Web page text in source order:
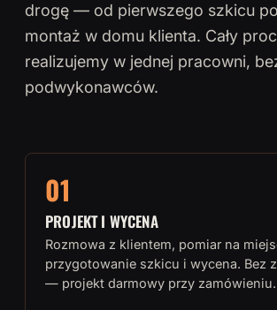
drogę — od pierwszego szkicu
montaż w domu klienta. Cały
realizujemy w jednej pracowni,
podwykonawców.
01
PROJEKT I WYCENA
Rozmowa z klientem, pomiar na
przygotowanie szkicu i wycena. Bez
— projekt darmowy przy zamówieniu.